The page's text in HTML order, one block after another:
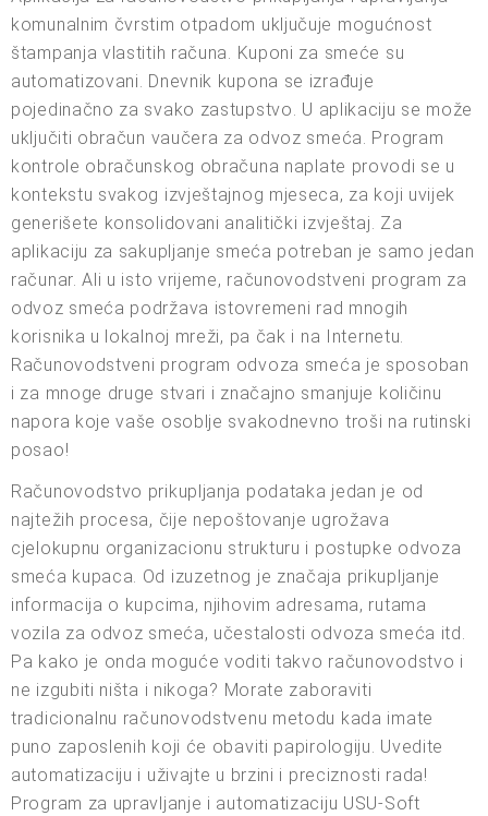
komunalnim čvrstim otpadom uključuje mogućnost
štampanja vlastitih računa. Kuponi za smeće su
automatizovani. Dnevnik kupona se izrađuje
pojedinačno za svako zastupstvo. U aplikaciju se može
uključiti obračun vaučera za odvoz smeća. Program
kontrole obračunskog obračuna naplate provodi se u
kontekstu svakog izvještajnog mjeseca, za koji uvijek
generišete konsolidovani analitički izvještaj. Za
aplikaciju za sakupljanje smeća potreban je samo jedan
računar. Ali u isto vrijeme, računovodstveni program za
odvoz smeća podržava istovremeni rad mnogih
korisnika u lokalnoj mreži, pa čak i na Internetu.
Računovodstveni program odvoza smeća je sposoban
i za mnoge druge stvari i značajno smanjuje količinu
napora koje vaše osoblje svakodnevno troši na rutinski
posao!
Računovodstvo prikupljanja podataka jedan je od
najtežih procesa, čije nepoštovanje ugrožava
cjelokupnu organizacionu strukturu i postupke odvoza
smeća kupaca. Od izuzetnog je značaja prikupljanje
informacija o kupcima, njihovim adresama, rutama
vozila za odvoz smeća, učestalosti odvoza smeća itd.
Pa kako je onda moguće voditi takvo računovodstvo i
ne izgubiti ništa i nikoga? Morate zaboraviti
tradicionalnu računovodstvenu metodu kada imate
puno zaposlenih koji će obaviti papirologiju. Uvedite
automatizaciju i uživajte u brzini i preciznosti rada!
Program za upravljanje i automatizaciju USU-Soft